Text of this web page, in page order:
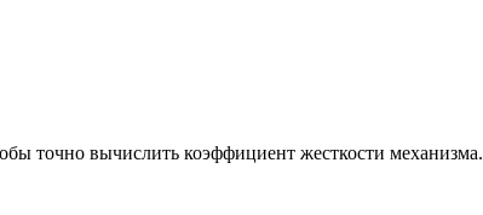
точно вычислить коэффициент жесткости механизма.